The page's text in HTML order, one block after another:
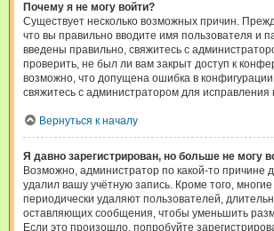
Почему я не могу войти?
Существует несколько возможных причин.
что вы правильно вводите имя пользователя и
введены правильно, свяжитесь с
проверить, не был ли вам закрыт доступ к
возможно, что допущена ошибка в
свяжитесь с администратором для исправления
Вернуться к началу
Я давно зарегистрирован, но больше не могу
Возможно, администратор по какой-то причине
удалил вашу учётную запись. Кроме того,
периодически удаляют пользователей,
оставляющих сообщения, чтобы уменьшить
Если это произошло, попробуйте